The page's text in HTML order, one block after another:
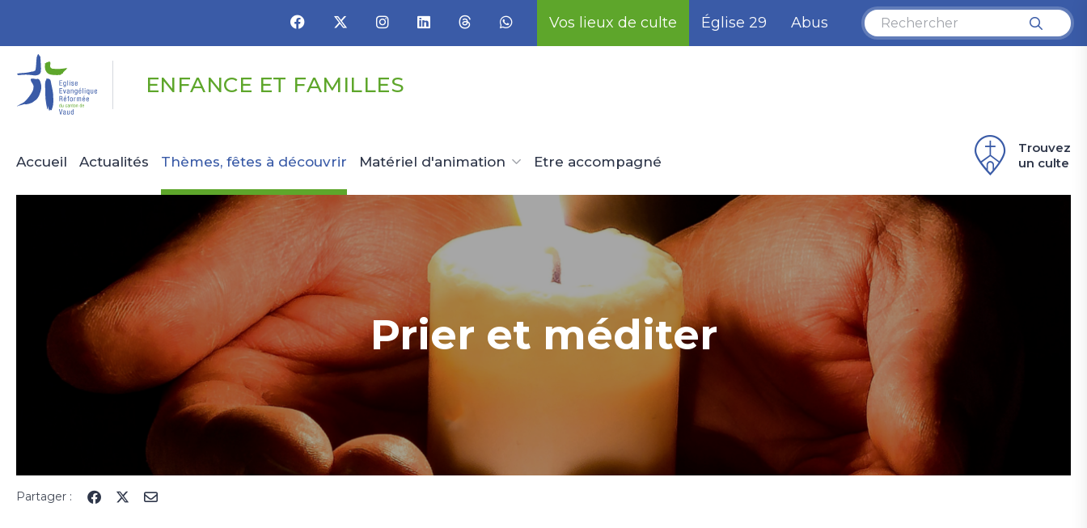
Vos lieux de culte Église 29 Abus
ENFANCE ET FAMILLES
Accueil Actualités Thèmes, fêtes à découvrir Matériel d'animation Etre accompagné
Trouvez
un culte
Prier et méditer
Partager :